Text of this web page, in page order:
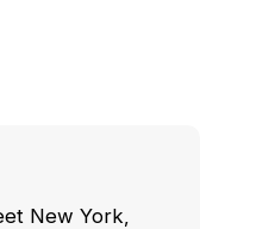
New York,